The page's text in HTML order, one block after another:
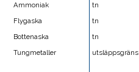
Ammoniak
tn
Flygaska
tn
Bottenaska
tn
Tungmetaller
utsläppsgräns